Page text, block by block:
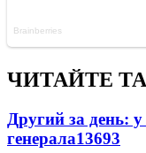
ЧИТАЙТЕ
Другий за день:
генерала13693